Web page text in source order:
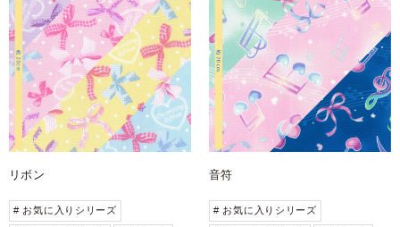
リボン
# お気に入りシリーズ
音符
# お気に入りシリーズ